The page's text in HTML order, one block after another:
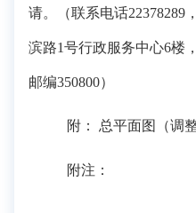
请。（联系电话22378289
滨路1号行政服务中心6楼
邮编350800）
附： 总平面图（调
附注：